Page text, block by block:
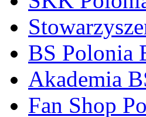
BS Polonia
Akademia
Fan Shop